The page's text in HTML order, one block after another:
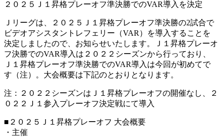
２０２５Ｊ１昇格プレーオフ準決勝でのVAR導入を決定
Ｊリーグは、２０２５Ｊ１昇格プレーオフ準決勝の2試合で
ビデオアシスタントレフェリー（VAR）を導入することを
決定しましたので、お知らせいたします。Ｊ１昇格プレーオ
フ決勝でのVAR導入は２０２２シーズンから行っており、
Ｊ１昇格プレーオフ準決勝でのVAR導入は今回が初めてで
す（注）。大会概要は下記のとおりとなります。
注：２０２２シーズンはＪ１昇格プレーオフの開催なし、２
０２２Ｊ１参入プレーオフ決定戦にて導入
■２０２５Ｊ１昇格プレーオフ 大会概要
・主催